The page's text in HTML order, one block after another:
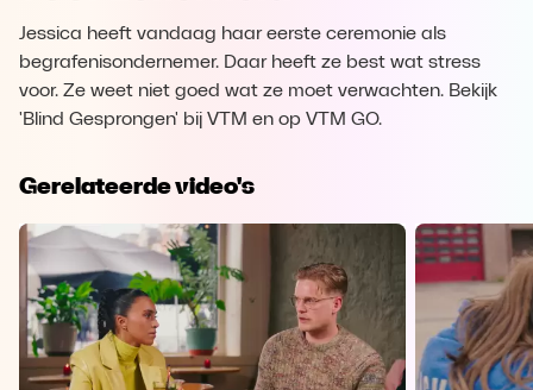
Jessica heeft vandaag haar eerste ceremonie als
begrafenisondernemer. Daar heeft ze best wat stress
voor. Ze weet niet goed wat ze moet verwachten. Bekijk
'Blind Gesprongen' bij VTM en op VTM GO.
Gerelateerde video's